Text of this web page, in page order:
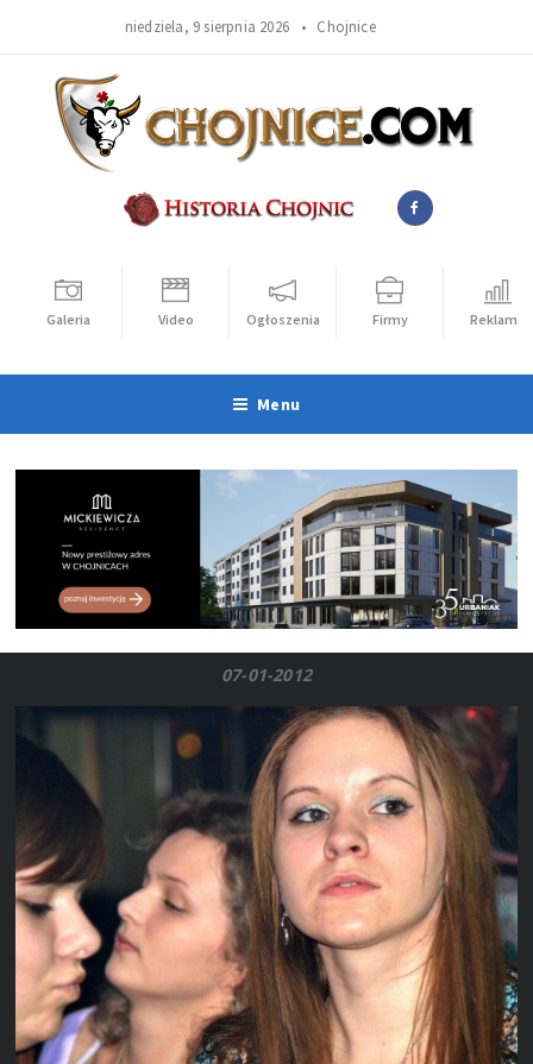
niedziela, 9 sierpnia 2026 • Chojnice
Galeria Video Ogłoszenia Firmy Reklama
Menu
07-01-2012